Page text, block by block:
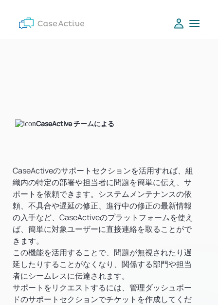
CaseActive チームによる
CaseActiveのサポートセクションを活用すれば、組
織内の特定の部署や担当者に問題を簡単に伝え、サ
ポートを依頼できます。システムメンテナンスの依
頼、不具合や遅延の修正、進行中の修正の最新情報
の入手など、CaseActiveのプラットフォームを使え
ば、簡単に対象ユーザーに直接連絡を取ることがで
きます。
この機能を活用することで、問題が無視されたり遅
延したりすることがなくなり、関係する部門や担当
者にシームレスに伝達されます。
サポートをリクエストするには、管理ダッシュボー
ドのサポートセクションでチケットを作成してくだ